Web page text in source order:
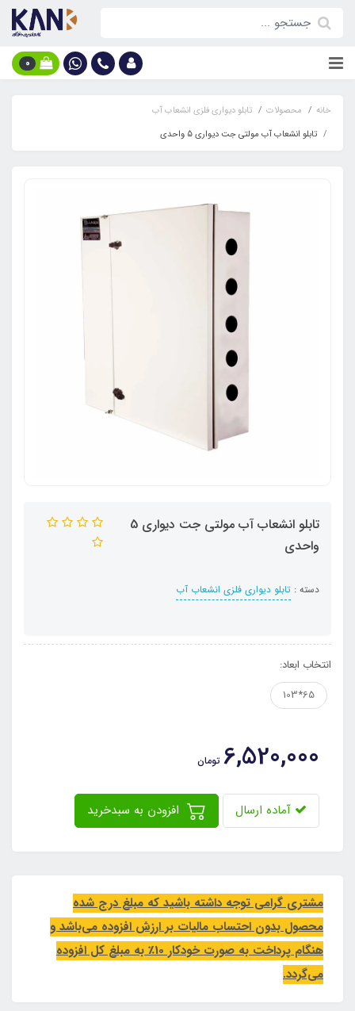
0
خانه محصولات
تابلو دیواری فلزی انشعاب آب
تابلو انشعاب آب مولتی جت دیواری 5 واحدی
تابلو انشعاب آب مولتی جت دیواری 5
واحدی
دسته : تابلو دیواری فلزی انشعاب آب
انتخاب ابعاد:
65*103
6,520,000 تومان
آماده ارسال
مشتری گرامی توجه داشته باشید که مبلغ درج شده
محصول بدون احتساب مالیات بر ارزش افزوده می‌باشد و
هنگام پرداخت به صورت خودکار 10٪ به مبلغ کل افزوده
می‌گردد.